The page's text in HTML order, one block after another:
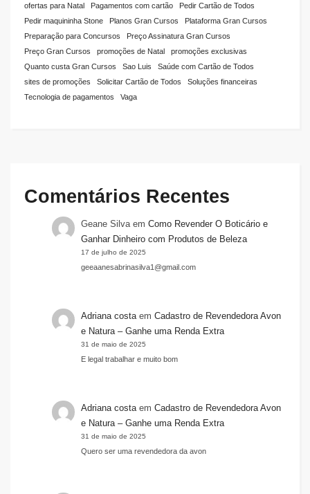
ofertas para Natal
Pagamentos com cartão
Pedir Cartão de Todos
Pedir maquininha Stone
Planos Gran Cursos
Plataforma Gran Cursos
Preparação para Concursos
Preço Assinatura Gran Cursos
Preço Gran Cursos
promoções de Natal
promoções exclusivas
Quanto custa Gran Cursos
Sao Luis
Saúde com Cartão de Todos
sites de promoções
Solicitar Cartão de Todos
Soluções financeiras
Tecnologia de pagamentos
Vaga
Comentários Recentes
Geane SilvaemComo Revender O Boticário e
Ganhar Dinheiro com Produtos de Beleza
17 de julho de 2025
geeaanesabrinasilva1@gmail.com
Adriana costaemCadastro de Revendedora Avon
e Natura – Ganhe uma Renda Extra
31 de maio de 2025
E legal trabalhar e muito bom
Adriana costaemCadastro de Revendedora Avon
e Natura – Ganhe uma Renda Extra
31 de maio de 2025
Quero ser uma revendedora da avon